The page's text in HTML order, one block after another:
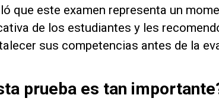
que este examen representa un
de los estudiantes y les
sus competencias antes de la
prueba es tan